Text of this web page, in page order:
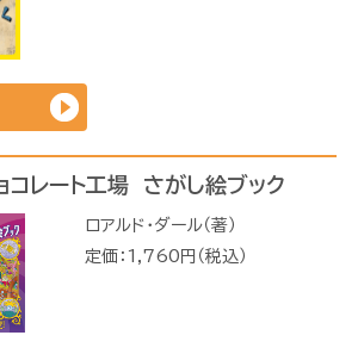
コレート工場 さがし絵ブック
ロアルド・ダール（著）
定価：1,760円（税込）